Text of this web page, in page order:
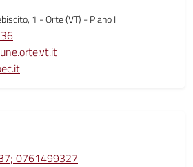
1 - Orte (VT) - Piano I
0761499327